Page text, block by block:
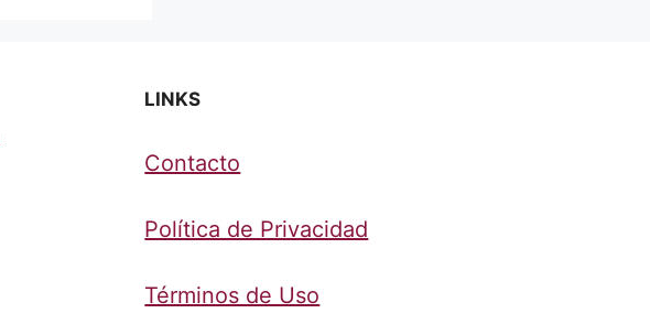
LINKS
Contacto
Política de Privacidad
Términos de Uso